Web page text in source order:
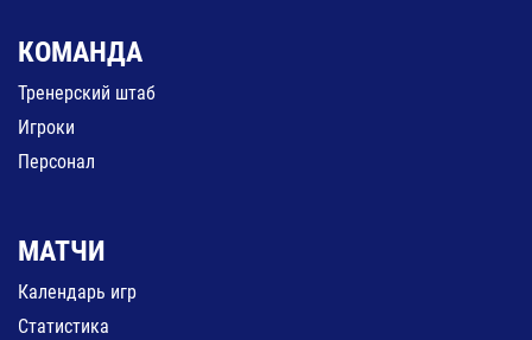
КОМАНДА
Тренерский штаб
Игроки
Персонал
МАТЧИ
Календарь игр
Статистика